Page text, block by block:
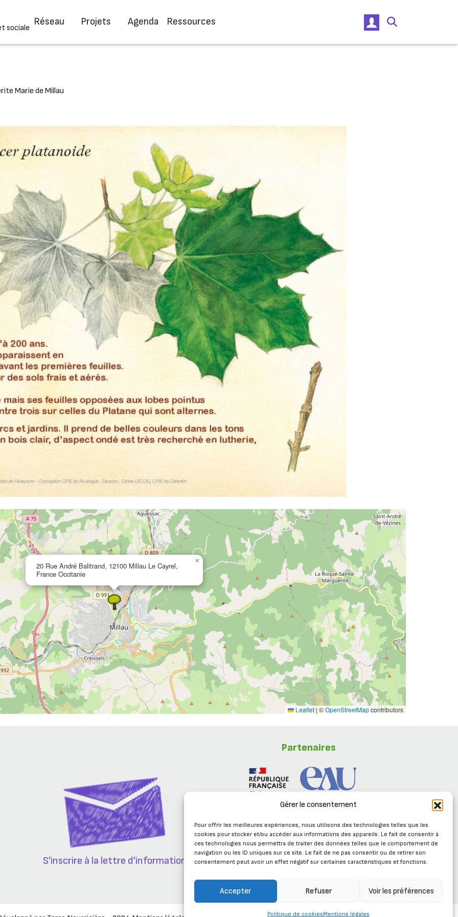
Gérer le consentement
Pour offrir les meilleures expériences, nous utilisons des technologies telles que les
cookies pour stocker et/ou accéder aux informations des appareils. Le fait de consentir à
ces technologies nous permettra de traiter des données telles que le comportement de
navigation ou les ID uniques sur ce site. Le fait de ne pas consentir ou de retirer son
consentement peut avoir un effet négatif sur certaines caractéristiques et fonctions.
Accepter Refuser Voir les préférences
Politique de cookiesMentions légales
sociale
Réseau Projets Agenda Ressources
Marie de Millau
20 Rue André Balitrand, 12100 Millau Le Cayrel,
France Occitanie
×
Leaflet | ©OpenStreetMapcontributors
S'inscrire à la lettre d'information
Partenaires
Se connecter